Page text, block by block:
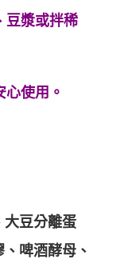
豆漿或拌稀
使用。
大豆分離蛋
啤酒酵母、